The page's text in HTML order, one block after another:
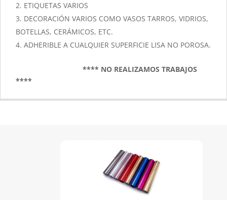
ETIQUETAS VARIOS
DECORACIÓN VARIOS COMO VASOS TARROS, VIDRIOS,
BOTELLAS, CERÁMICOS, ETC.
ADHERIBLE A CUALQUIER SUPERFICIE LISA NO POROSA.
**** NO REALIZAMOS TRABAJOS
****